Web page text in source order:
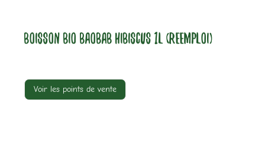
BOISSON BIO BAOBAB HIBISCUS 1L (REEMPLOI)
Voir les points de vente